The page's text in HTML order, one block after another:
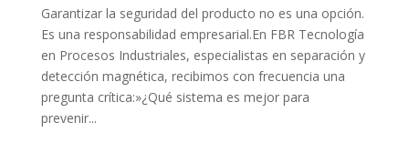
Garantizar la seguridad del producto no es una opción.
Es una responsabilidad empresarial.En FBR Tecnología
en Procesos Industriales, especialistas en separación y
detección magnética, recibimos con frecuencia una
pregunta crítica:»¿Qué sistema es mejor para
prevenir...